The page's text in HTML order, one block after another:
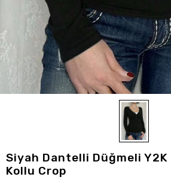
Siyah Dantelli Düğmeli Y2K
Kollu Crop